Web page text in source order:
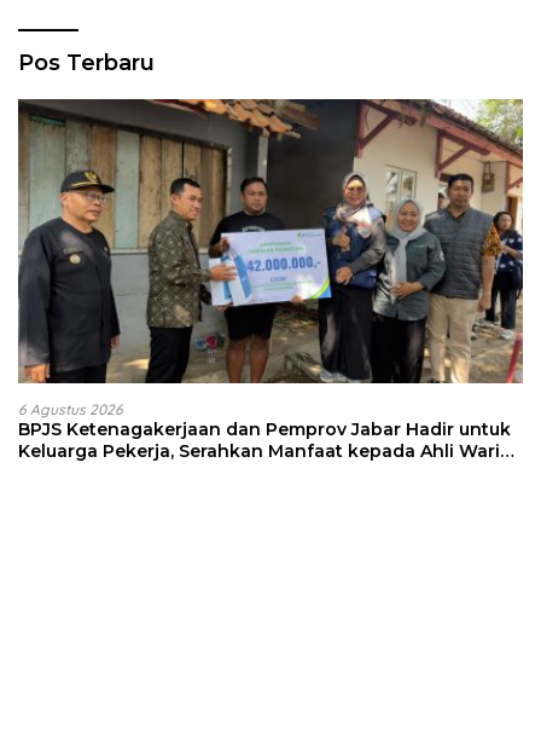
Pos Terbaru
6 Agustus 2026
BPJS Ketenagakerjaan dan Pemprov Jabar Hadir untuk
Keluarga Pekerja, Serahkan Manfaat kepada Ahli Waris